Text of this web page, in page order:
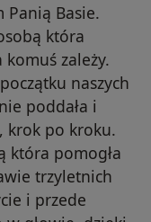
Panią Basie.
która
komuś zależy.
naszych
poddała i
krok po kroku.
która pomogła
trzyletnich
i przede